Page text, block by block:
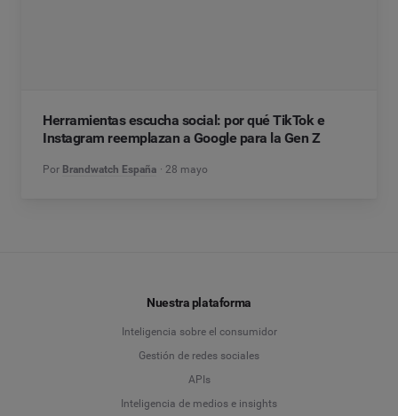
Herramientas escucha social: por qué TikTok e
Instagram reemplazan a Google para la Gen Z
Por Brandwatch España 28 mayo
Nuestra plataforma
Inteligencia sobre el consumidor
Gestión de redes sociales
APIs
Inteligencia de medios e insights